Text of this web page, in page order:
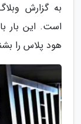
به گزارش
است. این بار
هود پلاس را